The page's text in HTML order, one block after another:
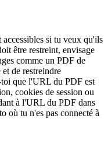
si tu veux qu'ils
être restreint, envisage
comme un PDF de
de restreindre
que l'URL du PDF est
cookies de session ou
à l'URL du PDF dans
où tu n'es pas connecté à